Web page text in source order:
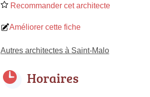
Recommander cet architecte
Améliorer cette fiche
Autres architectes à Saint-Malo
Horaires